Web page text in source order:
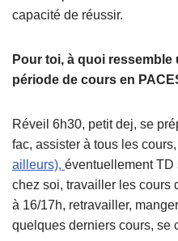
capacité de réussir.
Pour toi, à quoi
période de cours en
Réveil 6h30, petit dej, se
fac, assister à tous les cours,
ailleurs), éventuellement TD
chez soi, travailler les cours
à 16/17h, retravailler,
quelques derniers cours, se